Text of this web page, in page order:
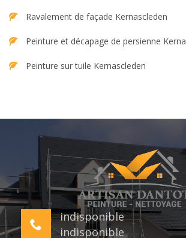
Ravalement de façade Kernascleden
Peinture et décapage de persienne
Peinture sur tuile Kernascleden
indisponible
indisponible